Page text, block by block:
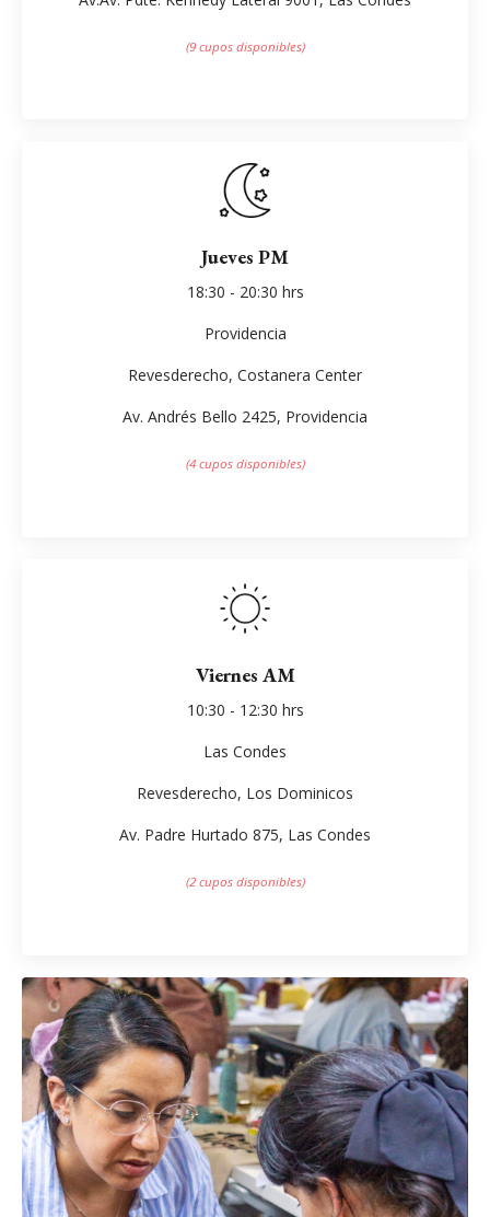
(9 cupos disponibles)
Jueves PM
18:30 - 20:30 hrs
Providencia
Revesderecho, Costanera Center
Av. Andrés Bello 2425, Providencia
(4 cupos disponibles)
Viernes AM
10:30 - 12:30 hrs
Las Condes
Revesderecho, Los Dominicos
Av. Padre Hurtado 875, Las Condes
(2 cupos disponibles)